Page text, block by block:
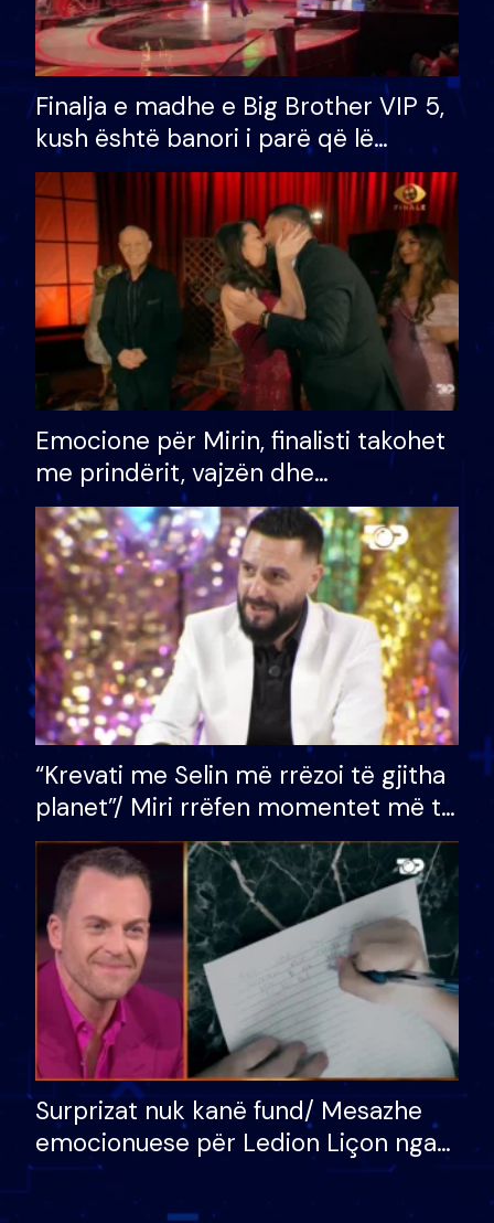
Finalja e madhe e Big Brother VIP 5,
kush është banori i parë që lë
shtëpinë dhe humb mundësinë për
të fituar çmimin e madh
Emocione për Mirin, finalisti takohet
me prindërit, vajzën dhe
bashkëshorten: S’kemi ndonjë letër
divorci apo jo?
“Krevati me Selin më rrëzoi të gjitha
planet”/ Miri rrëfen momentet më të
bukura në shtëpinë e BB VIP: Do më
mungojë zilja e mëngjesit kur…
Surprizat nuk kanë fund/ Mesazhe
emocionuese për Ledion Liçon nga
nëna dhe fëmijët e tij, moderatori
nuk i mban dot lotët: Nuk meritoj…